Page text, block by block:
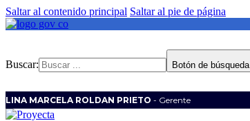
Saltar al contenido principal Saltar al pie de página
Buscar: Botón de búsqueda
LINA MARCELA ROLDAN PRIETO - Gerente